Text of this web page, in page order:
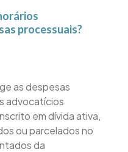
processuais?
as despesas
advocatícios
em dívida ativa,
ou parcelados no
da